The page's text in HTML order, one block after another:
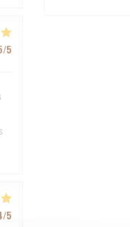
/5
/5